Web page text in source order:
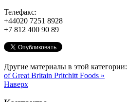
Телефакс:
+44020 7251 8928
+7 812 400 90 89
Другие материалы в этой категории:
of Great Britain Pritchitt Foods »
Наверх